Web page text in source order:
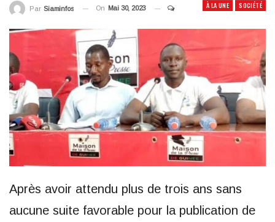
À LA UNE SOCIÉTÉ
Par Siaminfos On Mai 30, 2023
Après avoir attendu plus de trois ans sans
aucune suite favorable pour la publication de